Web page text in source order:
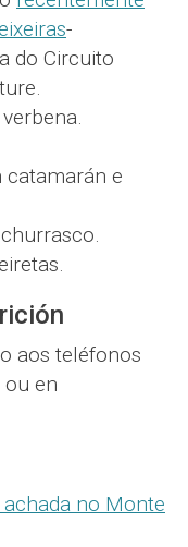
-
do Circuito
catamarán e
aos teléfonos
en
no Monte